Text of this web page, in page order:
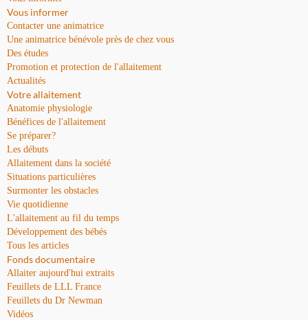
Vous informer
Contacter une animatrice
Une animatrice bénévole près de chez vous
Des études
Promotion et protection de l'allaitement
Actualités
Votre allaitement
Anatomie physiologie
Bénéfices de l'allaitement
Se préparer?
Les débuts
Allaitement dans la société
Situations particulières
Surmonter les obstacles
Vie quotidienne
L'allaitement au fil du temps
Développement des bébés
Tous les articles
Fonds documentaire
Allaiter aujourd'hui extraits
Feuillets de LLL France
Feuillets du Dr Newman
Vidéos